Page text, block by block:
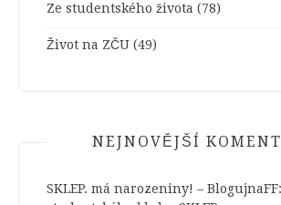
Ze studentského života (78)
Život na ZČU (49)
NEJNOVĚJŠÍ
SKLEP. má narozeniny! – BlogujnaFF: